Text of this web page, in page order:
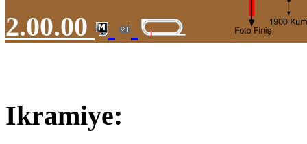
2.00.00
Ikramiye: